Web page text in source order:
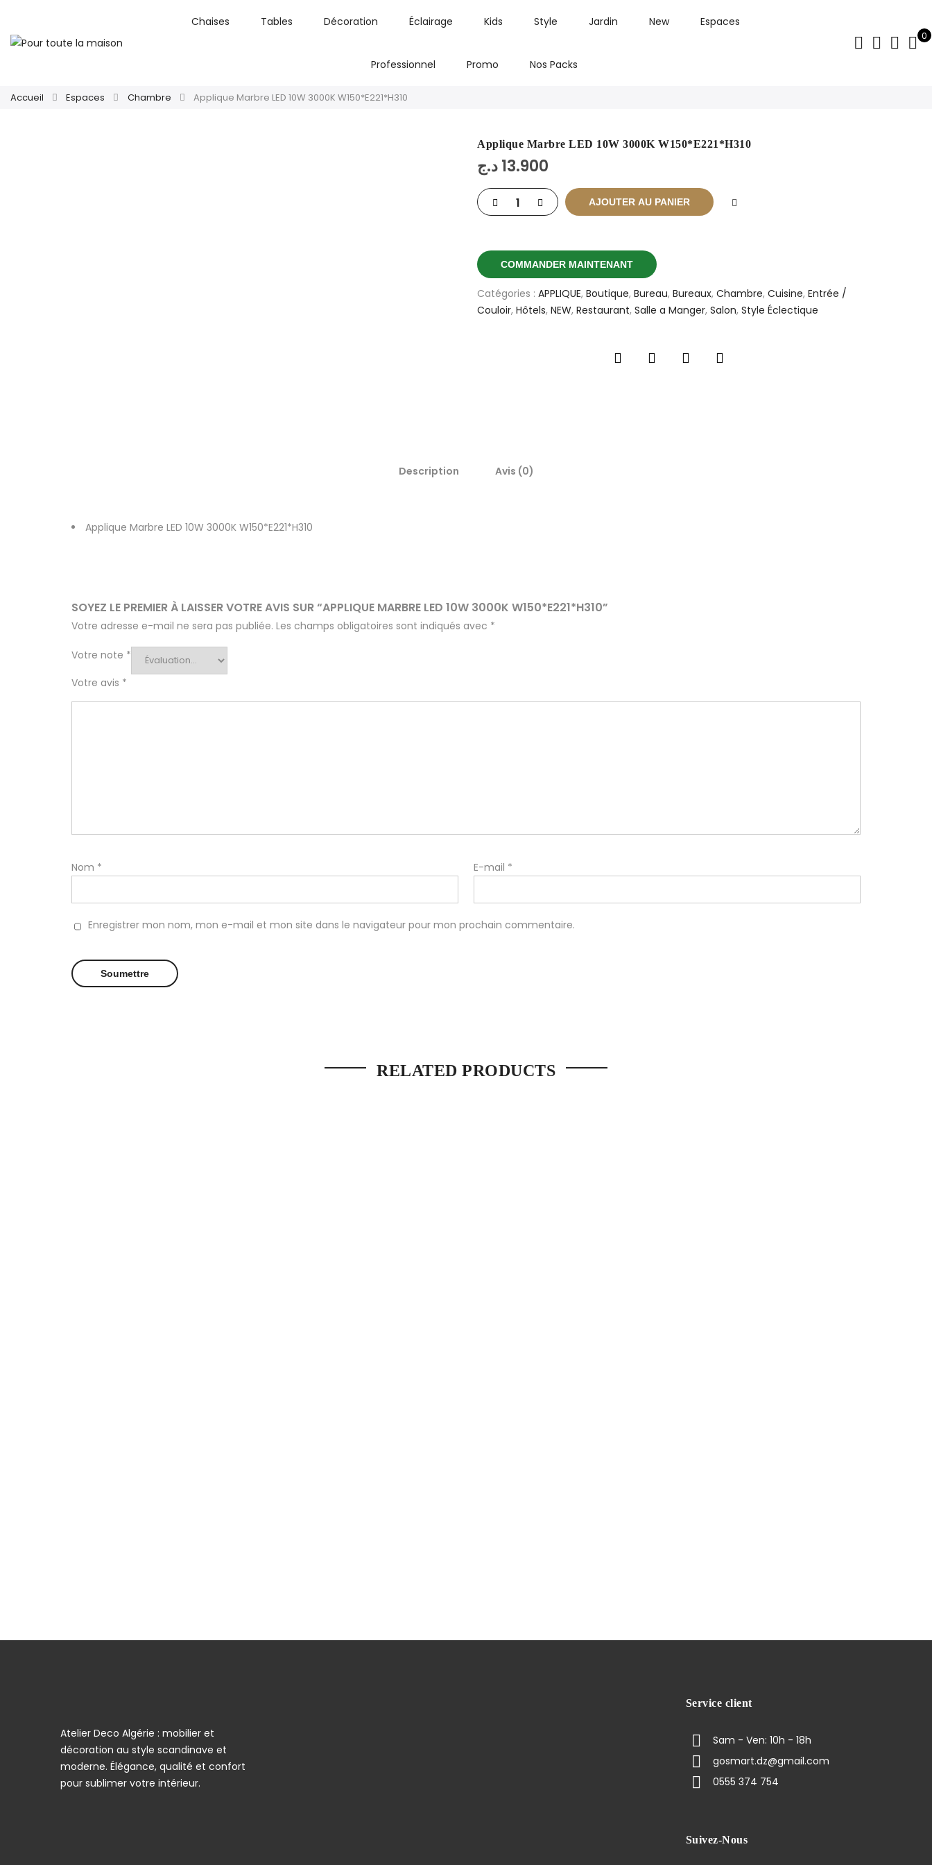
Chaises Tables Décoration Éclairage Kids Style Jardin New Espaces
Professionnel Promo Nos Packs
0
Accueil Espaces Chambre Applique Marbre LED 10W 3000K W150*E221*H310
Applique Marbre LED 10W 3000K W150*E221*H310
13.900د.ج
AJOUTER AU PANIER
COMMANDER MAINTENANT
Catégories : APPLIQUE, Boutique, Bureau, Bureaux, Chambre, Cuisine, Entrée /
Couloir, Hôtels, NEW, Restaurant, Salle a Manger, Salon, Style Éclectique
Description Avis (0)
Applique Marbre LED 10W 3000K W150*E221*H310
SOYEZ LE PREMIER À LAISSER VOTRE AVIS SUR “APPLIQUE MARBRE LED 10W 3000K W150*E221*H310”
Votre adresse e-mail ne sera pas publiée. Les champs obligatoires sont indiqués avec *
Votre note *
Votre avis *
Nom * E-mail *
Enregistrer mon nom, mon e-mail et mon site dans le navigateur pour mon prochain commentaire.
RELATED PRODUCTS
Atelier Deco Algérie : mobilier et
décoration au style scandinave et
moderne. Élégance, qualité et confort
pour sublimer votre intérieur.
Service client
Sam - Ven: 10h - 18h
gosmart.dz@gmail.com
0555 374 754
Suivez-Nous